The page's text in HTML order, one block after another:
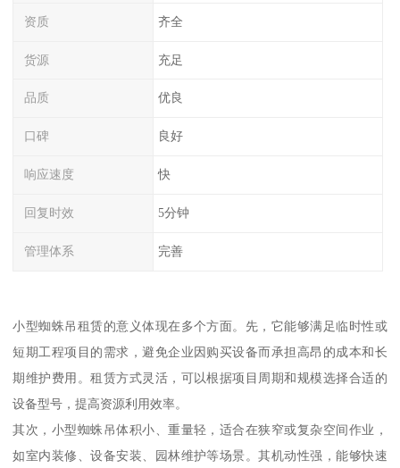
资质 齐全
货源 充足
品质 优良
口碑 良好
响应速度 快
回复时效 5分钟
管理体系 完善
小型蜘蛛吊租赁的意义体现在多个方面。先，它能够满足临时性或
短期工程项目的需求，避免企业因购买设备而承担高昂的成本和长
期维护费用。租赁方式灵活，可以根据项目周期和规模选择合适的
设备型号，提高资源利用效率。
其次，小型蜘蛛吊体积小、重量轻，适合在狭窄或复杂空间作业，
如室内装修、设备安装、园林维护等场景。其机动性强，能够快速